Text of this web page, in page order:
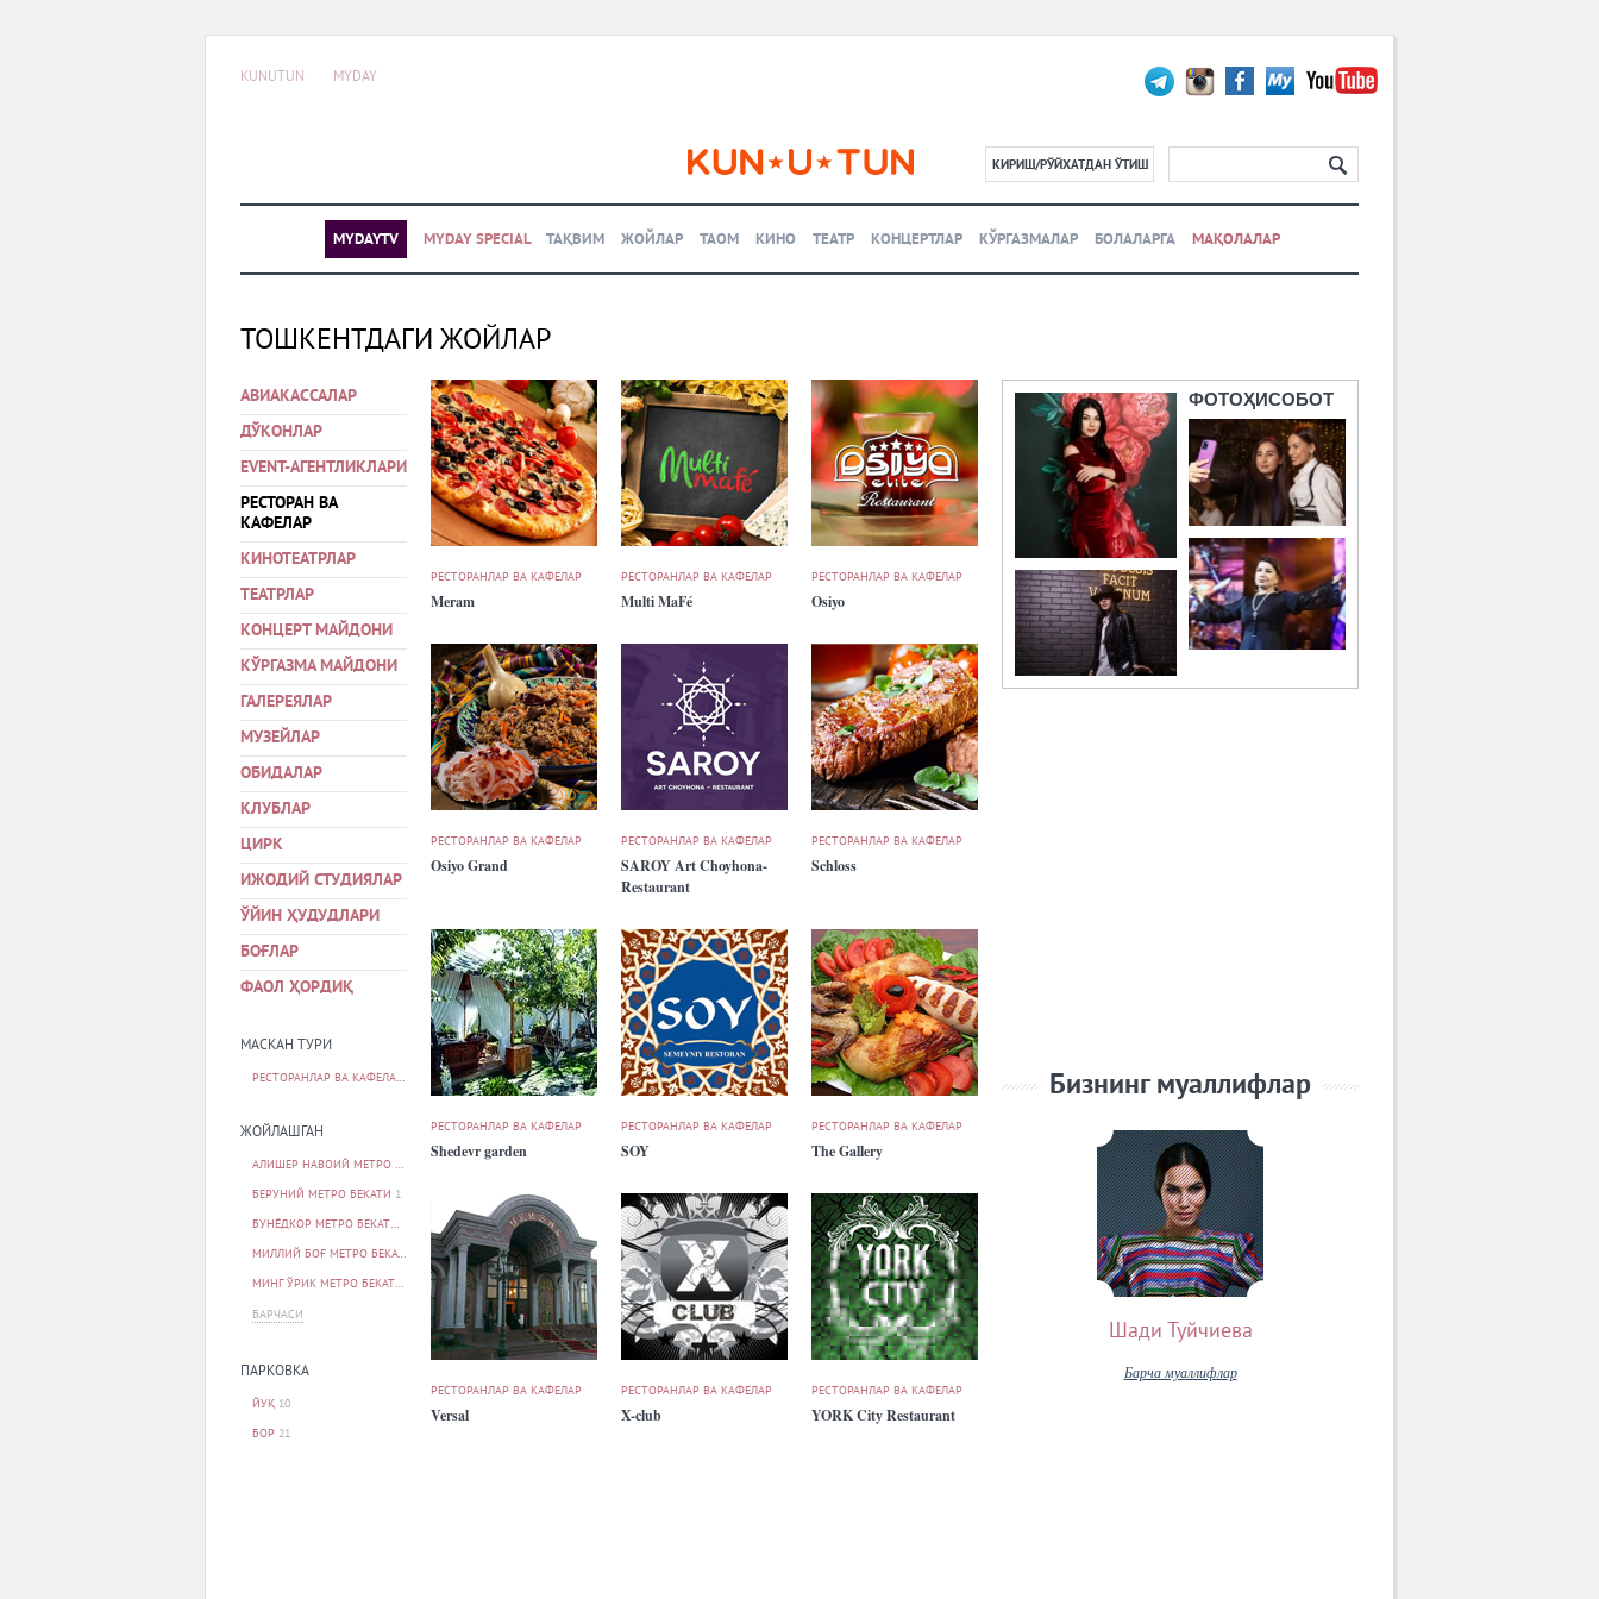
KUNUTUN MYDAY
КИРИШ/РЎЙХАТДАН ЎТИШ
MYDAYTV MYDAY SPECIAL ТАҚВИМ ЖОЙЛАР ТАОМ КИНО ТЕАТР КОНЦЕРТЛАР КЎРГАЗМАЛАР БОЛАЛАРГА МАҚОЛАЛАР
ТОШКЕНТДАГИ ЖОЙЛАР
АВИАКАССАЛАР
ДЎКОНЛАР
EVENT-АГЕНТЛИКЛАРИ
РЕСТОРАН ВА
КАФЕЛАР
КИНОТЕАТРЛАР
ТЕАТРЛАР
КОНЦЕРТ МАЙДОНИ
КЎРГАЗМА МАЙДОНИ
ГАЛЕРЕЯЛАР
МУЗЕЙЛАР
ОБИДАЛАР
КЛУБЛАР
ЦИРК
ИЖОДИЙ СТУДИЯЛАР
ЎЙИН ҲУДУДЛАРИ
БОҒЛАР
ФАОЛ ҲОРДИҚ
МАСКАН ТУРИ
РЕСТОРАНЛАР ВА КАФЕЛАР
ЖОЙЛАШГАН
АЛИШЕР НАВОИЙ МЕТРО БЕКАТИ
БЕРУНИЙ МЕТРО БЕКАТИ 1
БУНЁДКОР МЕТРО БЕКАТИ
МИЛЛИЙ БОҒ МЕТРО БЕКАТИ
МИНГ ЎРИК МЕТРО БЕКАТИ
БАРЧАСИ
ПАРКОВКА
ЙУҚ 10
БОР 21
РЕСТОРАНЛАР ВА КАФЕЛАР
Meram
РЕСТОРАНЛАР ВА КАФЕЛАР
Multi MaFé
РЕСТОРАНЛАР ВА КАФЕЛАР
Osiyo
РЕСТОРАНЛАР ВА КАФЕЛАР
Osiyo Grand
РЕСТОРАНЛАР ВА КАФЕЛАР
SAROY Art Choyhona-
Restaurant
РЕСТОРАНЛАР ВА КАФЕЛАР
Schloss
РЕСТОРАНЛАР ВА КАФЕЛАР
Shedevr garden
РЕСТОРАНЛАР ВА КАФЕЛАР
SOY
РЕСТОРАНЛАР ВА КАФЕЛАР
The Gallery
РЕСТОРАНЛАР ВА КАФЕЛАР
Versal
РЕСТОРАНЛАР ВА КАФЕЛАР
X-club
РЕСТОРАНЛАР ВА КАФЕЛАР
YORK City Restaurant
ФОТОҲИСОБОТ
Бизнинг муаллифлар
Шади Туйчиева
Барча муаллифлар